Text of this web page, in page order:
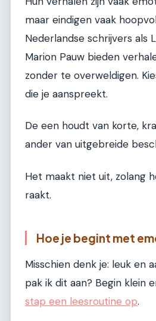
maar eindigen vaak
Nederlandse schrijvers als
Marion Pauw bieden
zonder te overweldigen.
die je aanspreekt.
De een houdt van korte,
ander van uitgebreide
Het maakt niet uit, zolang
raakt.
Hoe je begint met
Misschien denk je: leuk en
pak ik dit aan? Begin klein
stap een leesroutine op.